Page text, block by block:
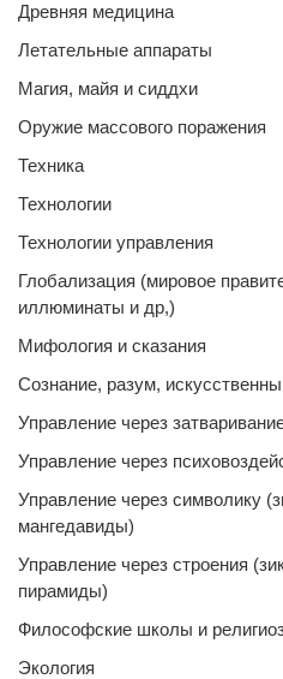
Древняя медицина
Летательные аппараты
Магия, майя и сиддхи
Оружие массового поражения
Техника
Технологии
Технологии управления
Глобализация (мировое
иллюминаты и др,)
Мифология и сказания
Сознание, разум,
Управление через
Управление через
Управление через символику
мангедавиды)
Управление через строения
пирамиды)
Философские школы и
Экология